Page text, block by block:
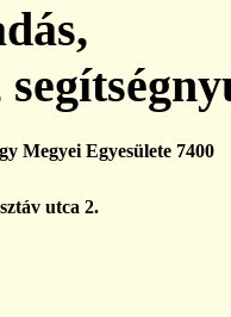
Megyei Egyesülete 7400
utca 2.